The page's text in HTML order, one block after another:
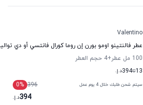
Valentino
عطر فالنتينو اومو بورن إن روما كورال فانتسي أو دي
100 مل عطر
+4
حجم العطر
13تا394د.إ.
سيتم شحن طلبك خلال 4 يوم عمل 396
0%
394د.إ.